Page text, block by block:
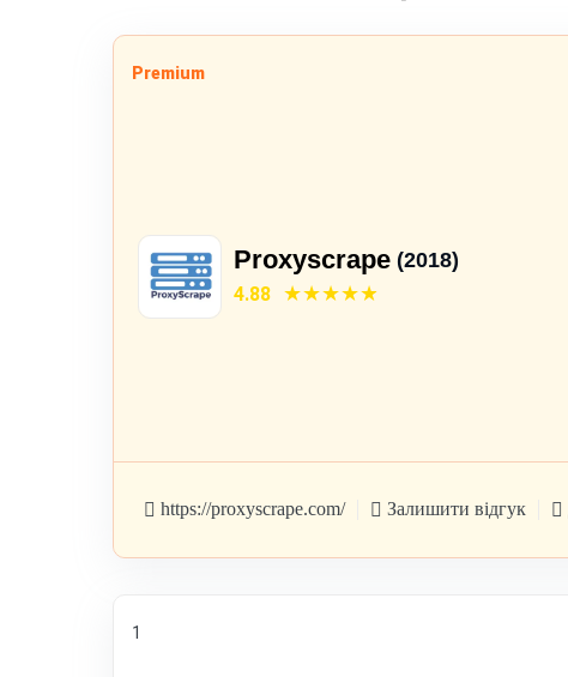
Premium
Proxyscrape (2018)
4.88
https://proxyscrape.com/ Залишити відгук
1